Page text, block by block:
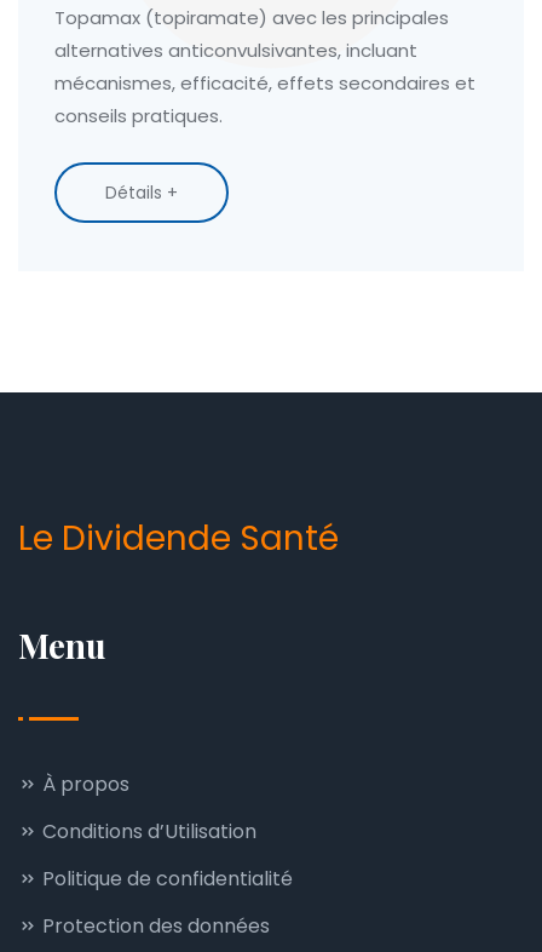
Topamax (topiramate) avec les principales
alternatives anticonvulsivantes, incluant
mécanismes, efficacité, effets secondaires et
conseils pratiques.
Détails +
Le Dividende Santé
Menu
À propos
Conditions d’Utilisation
Politique de confidentialité
Protection des données